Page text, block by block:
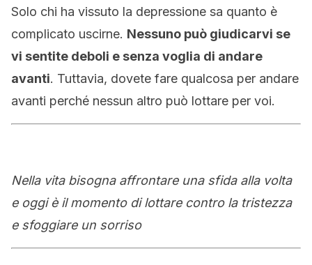
Solo chi ha vissuto la depressione sa quanto è
complicato uscirne. Nessuno può giudicarvi se
vi sentite deboli e senza voglia di andare
avanti. Tuttavia, dovete fare qualcosa per andare
avanti perché nessun altro può lottare per voi.
Nella vita bisogna affrontare una sfida alla volta
e oggi è il momento di lottare contro la tristezza
e sfoggiare un sorriso